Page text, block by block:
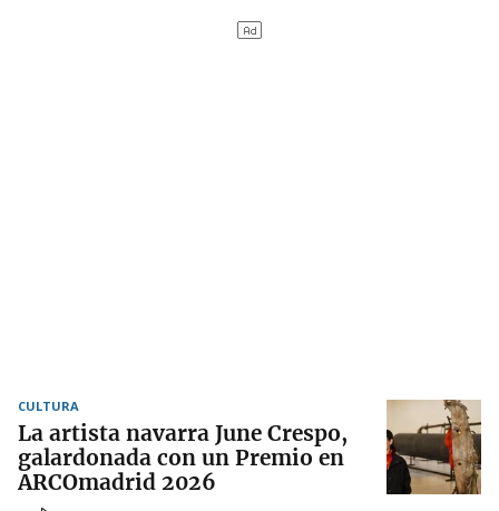
CULTURA
La artista navarra June Crespo,
galardonada con un Premio en
ARCOmadrid 2026